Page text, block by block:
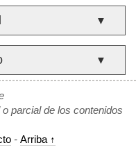
▼
▼
parcial de los contenidos
- Arriba ↑